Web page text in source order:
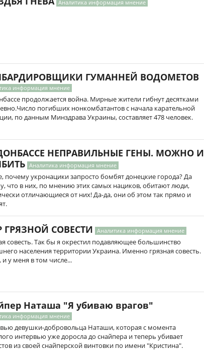
Аналитика информация мнение
ГУМАННЕЙ ВОДОМЕТОВ
информация мнение
продолжается война. Мирные жители гибнут десятками
погибших нонкомбатантов с начала карательной
по данным Минздрава Украины, составляет 478 человек.
НЕПРАВИЛЬНЫЕ ГЕНЫ. МОЖНО И
Аналитика информация мнение
почему укронацики запросто бомбят донецкие города? Да
что в них, по мнению этих самых нациков, обитают люди,
отличающиеся от них! Да-да, они об этом так прямо и
ГРЯЗНОЙ СОВЕСТИ Аналитика информация мнение
совесть. Так бы я окрестил подавляющее большинство
населения территории Украина. Именно грязная совесть.
и у меня в том числе...
Наташа "Я убиваю врагов"
информация мнение
девушки-добровольца Наташи, которая с момента
интервью уже доросла до снайпера и теперь убивает
из своей снайперской винтовки по имени "Кристина".